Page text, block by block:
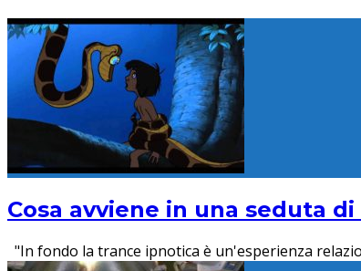
Cosa avviene in una seduta di
"In fondo la trance ipnotica è un'esperienza